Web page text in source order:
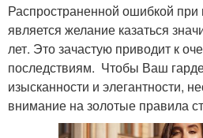
Распространенной ошибкой
является желание казаться
лет. Это зачастую приводит к
последствиям. Чтобы Ваш
изысканности и элегантности,
внимание на золотые правила